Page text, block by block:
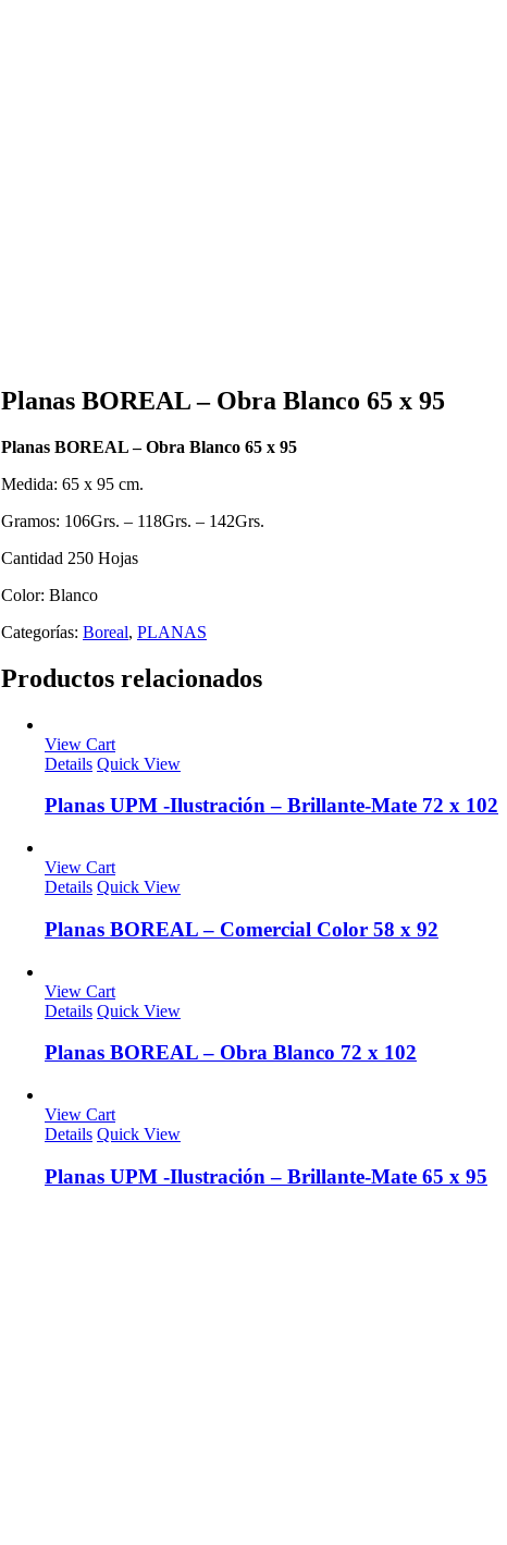
Planas BOREAL – Obra Blanco 65 x 95
Planas BOREAL – Obra Blanco 65 x 95
Medida: 65 x 95 cm.
Gramos: 106Grs. – 118Grs. – 142Grs.
Cantidad 250 Hojas
Color: Blanco
Categorías: Boreal, PLANAS
Productos relacionados
View Cart
Details Quick View
Planas UPM -Ilustración – Brillante-Mate 72 x 102
View Cart
Details Quick View
Planas BOREAL – Comercial Color 58 x 92
View Cart
Details Quick View
Planas BOREAL – Obra Blanco 72 x 102
View Cart
Details Quick View
Planas UPM -Ilustración – Brillante-Mate 65 x 95